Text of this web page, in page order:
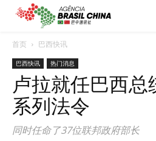
首页 巴西快讯
巴西快讯 热门消息
卢拉就任巴西总
系列法令
同时任命了37位联邦政府部长